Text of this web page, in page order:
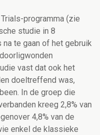
programma (zie
studie in 8
te gaan of het gebruik
vast dat ook het
doeltreffend was,
In de groep die
kreeg 2,8% van
4,8% van de
enkel de klassieke